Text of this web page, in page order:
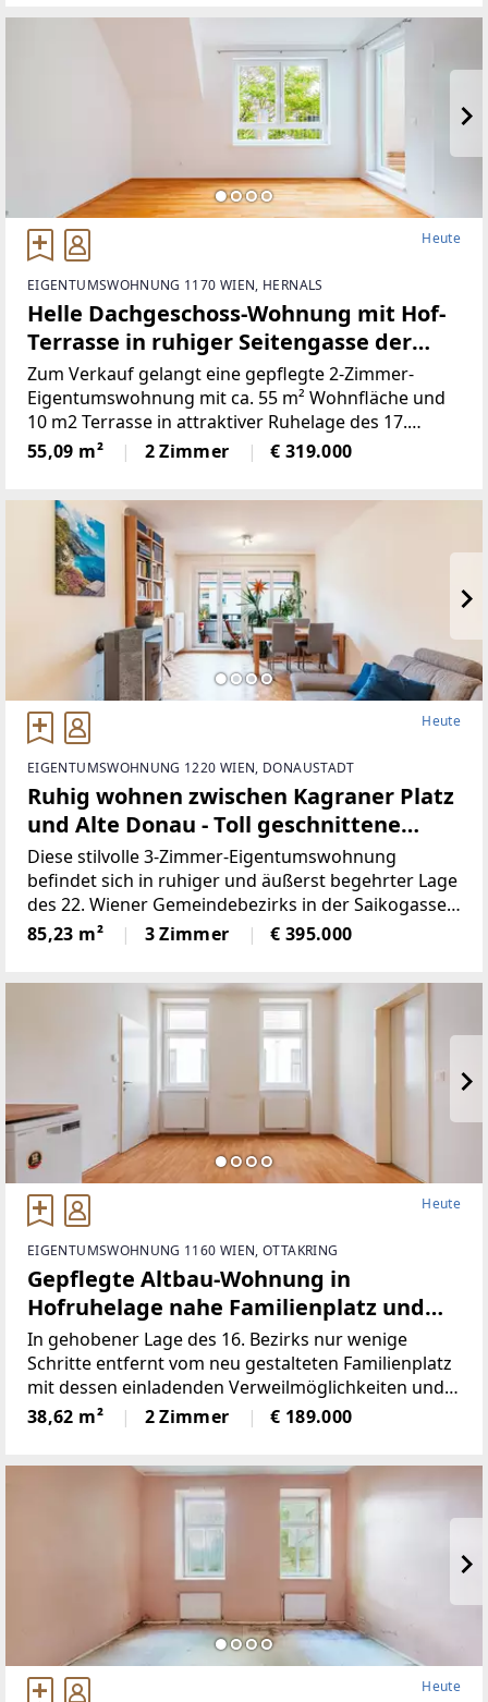
Heute
EIGENTUMSWOHNUNG 1170 WIEN, HERNALS
Helle Dachgeschoss-Wohnung mit Hof-
Terrasse in ruhiger Seitengasse der
Wattgasse und Hernalser Hauptstraße
Zum Verkauf gelangt eine gepflegte 2-Zimmer-
Eigentumswohnung mit ca. 55 m² Wohnfläche und
10 m2 Terrasse in attraktiver Ruhelage des 17.
Wiener Gemeindebezirks. Die Wohnung befindet
sich im ausgebauten 1. Dachgeschoss eines
55,09 m² 2 Zimmer € 319.000
Heute
EIGENTUMSWOHNUNG 1220 WIEN, DONAUSTADT
Ruhig wohnen zwischen Kagraner Platz
und Alte Donau - Toll geschnittene
Neubau-Wohnung mit Balkon in
familiärer Anlage!
Diese stilvolle 3-Zimmer-Eigentumswohnung
befindet sich in ruhiger und äußerst begehrter Lage
des 22. Wiener Gemeindebezirks in der Saikogasse
9. Nur wenige Minuten von der U1-Station Kagraner
Platz sowie von der idyllischen Alten Donau
85,23 m² 3 Zimmer € 395.000
Heute
EIGENTUMSWOHNUNG 1160 WIEN, OTTAKRING
Gepflegte Altbau-Wohnung in
Hofruhelage nahe Familienplatz und
Bahnhof Ottakring mit Abstellraum!
In gehobener Lage des 16. Bezirks nur wenige
Schritte entfernt vom neu gestalteten Familienplatz
mit dessen einladenden Verweilmöglichkeiten und
der neugotischen Kirche befindet sich dieses
gepflegte Wohngebäude in einer
38,62 m² 2 Zimmer € 189.000
Heute